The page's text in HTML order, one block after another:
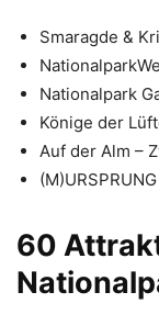
Smaragde &
Nationalpark
Könige der
Auf der Alm –
60